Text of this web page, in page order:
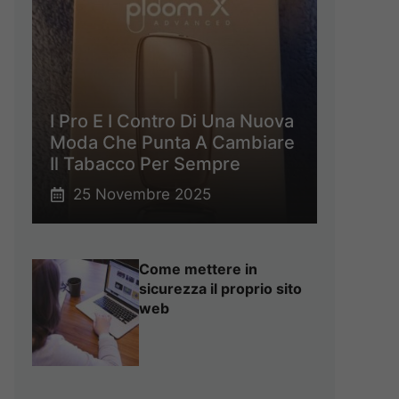
I Pro E I Contro Di Una Nuova
Moda Che Punta A Cambiare
Il Tabacco Per Sempre
25 Novembre 2025
Come mettere in
sicurezza il proprio sito
web